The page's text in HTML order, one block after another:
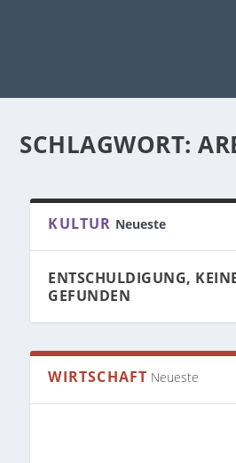
SCHLAGWORT:
KULTUR Neueste
ENTSCHULDIGUNG,
GEFUNDEN
WIRTSCHAFT Neueste